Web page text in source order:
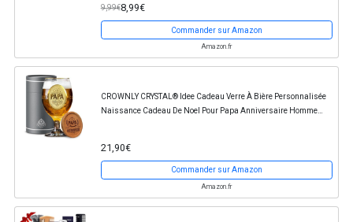
9,99€8,99€
Commander sur Amazon
Amazon.fr
CROWNLY CRYSTAL® Idee Cadeau Verre À Bière Personnalisée
Naissance Cadeau De Noel Pour Papa Anniversaire Homme
21,90€
Commander sur Amazon
Amazon.fr